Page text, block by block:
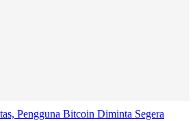
Pengguna Bitcoin Diminta Segera